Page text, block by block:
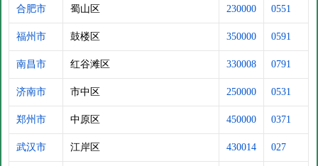
合肥市 蜀山区 230000 0551
福州市 鼓楼区 350000 0591
南昌市 红谷滩区 330008 0791
济南市 市中区 250000 0531
郑州市 中原区 450000 0371
武汉市 江岸区 430014 027